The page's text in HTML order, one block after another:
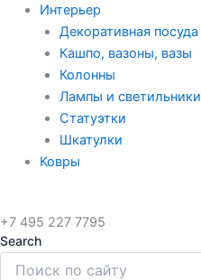
Интерьер
Декоративная посуда
Кашпо, вазоны, вазы
Колонны
Лампы и светильники
Статуэтки
Шкатулки
Ковры
+7 495 227 7795
Search